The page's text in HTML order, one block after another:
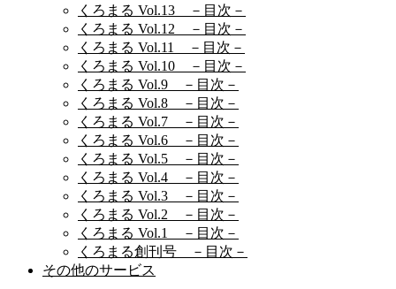
くろまる Vol.13 －目次－
くろまる Vol.12 －目次－
くろまる Vol.11 －目次－
くろまる Vol.10 －目次－
くろまる Vol.9 －目次－
くろまる Vol.8 －目次－
くろまる Vol.7 －目次－
くろまる Vol.6 －目次－
くろまる Vol.5 －目次－
くろまる Vol.4 －目次－
くろまる Vol.3 －目次－
くろまる Vol.2 －目次－
くろまる Vol.1 －目次－
くろまる創刊号 －目次－
その他のサービス